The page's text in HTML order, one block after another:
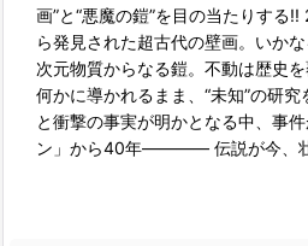
画”と“悪魔の鎧”を目の当たりする
ら発見された超古代の壁画。いか
次元物質からなる鎧。不動は歴史
何かに導かれるまま、“未知”の研
と衝撃の事実が明かとなる中、事
ン」から40年―――― 伝説が今、壮